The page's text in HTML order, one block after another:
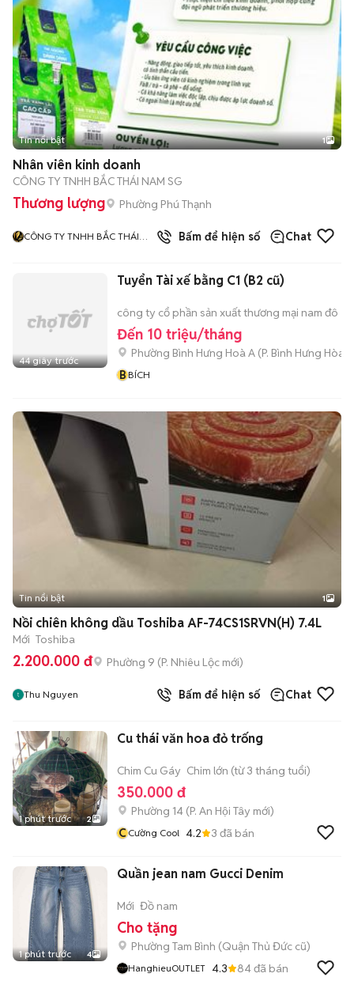
Tin nổi bật 1
Nhân viên kinh doanh
CÔNG TY TNHH BẮC THÁI NAM SG
Thương lượng Phường Phú Thạnh
CÔNG TY TNHH BẮC THÁI
3đã bán
Bấm để hiện số Chat
44 giây trước
Tuyển Tài xế bằng C1 (B2 cũ)
công ty cổ phần sản xuất thương mại nam đô
Đến 10 triệu/tháng
Phường Bình Hưng Hoà A (P. Bình Hưng Hòa
BBÍCH
Tin nổi bật 1
Nồi chiên không dầu Toshiba AF-74CS1SRVN(H) 7.4L
Mới Toshiba
2.200.000 đ Phường 9 (P. Nhiêu Lộc mới)
Thu Nguyen Bấm để hiện số Chat
1 phút trước 2
Cu thái văn hoa đỏ trống
Chim Cu Gáy Chim lớn (từ 3 tháng tuổi)
350.000 đ
Phường 14 (P. An Hội Tây mới)
CCường Cool 4.2 3 đã bán
1 phút trước 4
Quần jean nam Gucci Denim
Mới Đồ nam
Cho tặng
Phường Tam Bình (Quận Thủ Đức cũ)
HanghieuOUTLET 4.3 84đã bán